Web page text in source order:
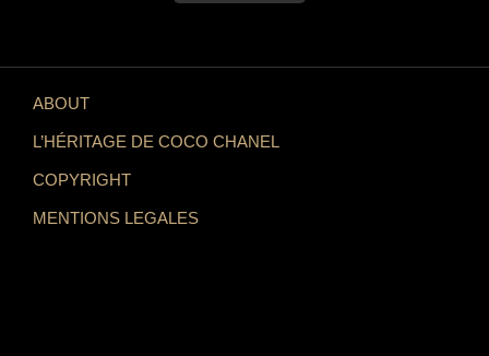
ABOUT
L’HÉRITAGE DE COCO CHANEL
COPYRIGHT
MENTIONS LEGALES